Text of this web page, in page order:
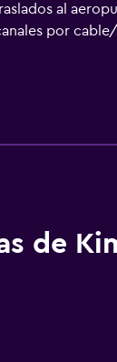
al
por
paseo de
de